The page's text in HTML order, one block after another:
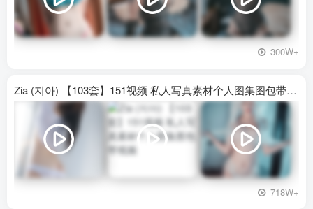
300W+
Zia (지아) 【103套】151视频 私人写真素材个人图集图包带视频
718W+